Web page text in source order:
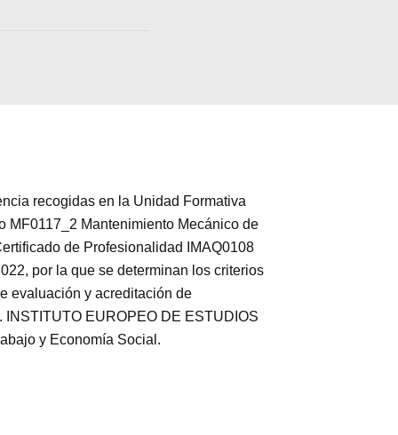
recogidas en la Unidad Formativa
MF0117_2 Mantenimiento Mecánico de
de Profesionalidad IMAQ0108
por la que se determinan los criterios
evaluación y acreditación de
EUROPEO DE ESTUDIOS
y Economía Social.